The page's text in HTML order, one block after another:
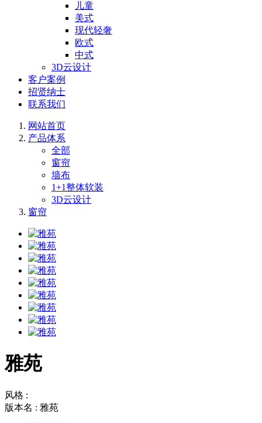
儿童
美式
现代轻奢
欧式
中式
3D云设计
客户案例
招贤纳士
联系我们
网站首页
产品体系
全部
窗帘
墙布
1+1整体软装
3D云设计
窗帘
雅苑
风格 :
版本名 : 雅苑